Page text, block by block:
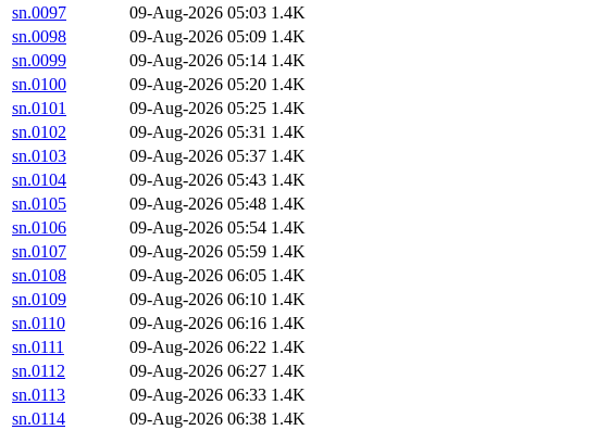
sn.0097
09-Aug-2026 05:03 1.4K
sn.0098
09-Aug-2026 05:09 1.4K
sn.0099
09-Aug-2026 05:14 1.4K
sn.0100
09-Aug-2026 05:20 1.4K
sn.0101
09-Aug-2026 05:25 1.4K
sn.0102
09-Aug-2026 05:31 1.4K
sn.0103
09-Aug-2026 05:37 1.4K
sn.0104
09-Aug-2026 05:43 1.4K
sn.0105
09-Aug-2026 05:48 1.4K
sn.0106
09-Aug-2026 05:54 1.4K
sn.0107
09-Aug-2026 05:59 1.4K
sn.0108
09-Aug-2026 06:05 1.4K
sn.0109
09-Aug-2026 06:10 1.4K
sn.0110
09-Aug-2026 06:16 1.4K
sn.0111
09-Aug-2026 06:22 1.4K
sn.0112
09-Aug-2026 06:27 1.4K
sn.0113
09-Aug-2026 06:33 1.4K
sn.0114
09-Aug-2026 06:38 1.4K